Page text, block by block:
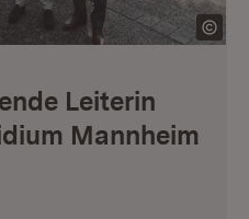
Leiterin
Mannheim